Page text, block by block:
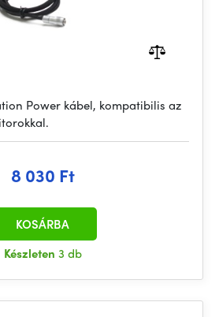
Power kábel, kompatibilis az
8 030 Ft
Készleten 3 db
KOSÁRBA